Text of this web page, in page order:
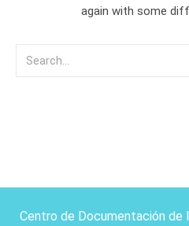
again with some
Centro de Documentación